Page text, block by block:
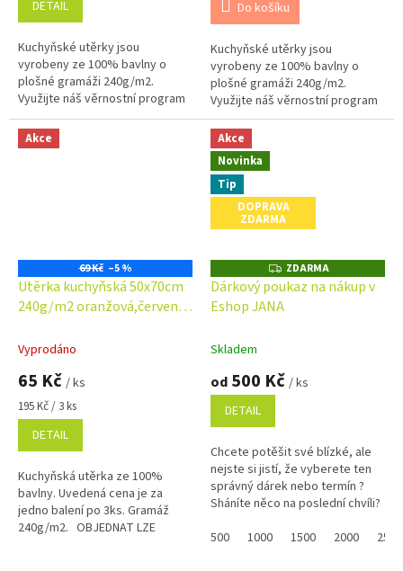
DETAIL
Kuchyňské utěrky jsou
vyrobeny ze 100% bavlny o
plošné gramáži 240g/m2.
Využijte náš věrnostní program
se slevami již na první
objednávku. Věrnostní program
Kuchyňská utěrka...
Do košíku
Kuchyňské utěrky jsou
vyrobeny ze 100% bavlny o
plošné gramáži 240g/m2.
Využijte náš věrnostní program
se slevami již na první
objednávku. Věrnostní program
Kuchyňská utěrka...
Akce
69 Kč –5 %
Utěrka kuchyňská 50x70cm
240g/m2 oranžová,červená,
Vyprodáno
65 Kč / ks
Měrná
cena:
195 Kč / 3 ks
DETAIL
Kuchyňská utěrka ze 100%
bavlny. Uvedená cena je za
jedno balení po 3ks. Gramáž
240g/m2. OBJEDNAT LZE
Akce
Novinka
Tip
DOPRAVA
ZDARMA
Z
D
A
R
ZDARMA
Dárkový poukaz na nákup v
Eshop JANA
Skladem
od 500 Kč / ks
DETAIL
Chcete potěšit své blízké, ale
nejste si jistí, že vyberete ten
správný dárek nebo termín ?
Sháníte něco na poslední chvíli?
online a po...
500 1000 1500 2000 2500